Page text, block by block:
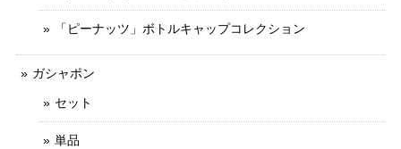
「ピーナッツ」ボトルキャップコレクション
ガシャポン
セット
単品